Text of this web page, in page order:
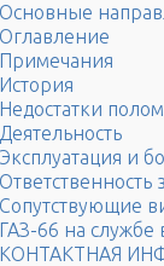
Основные
Оглавление
Примечания
История
Недостатки
Деятельность
Эксплуатация и
Сопутствующие
ГАЗ-66 на
КОНТАКТНАЯ